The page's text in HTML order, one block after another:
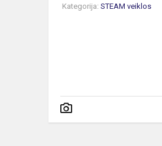
Kategorija: STEAM veiklos